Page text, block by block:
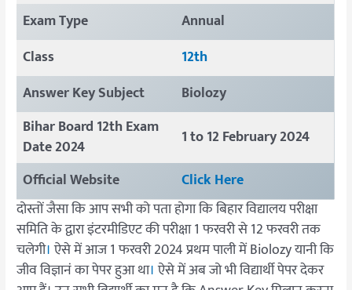
Exam Type
Annual
Class
12th
Answer Key Subject
Biolozy
Bihar Board 12th Exam
Date 2024
1 to 12 February 2024
Official Website
Click Here
दोस्तों जैसा कि आप सभी को पता होगा कि बिहार विद्यालय परीक्षा
समिति के द्वारा इंटरमीडिएट की परीक्षा 1 फरवरी से 12 फरवरी तक
चलेगी।ऐसे में आज 1 फरवरी 2024 प्रथम पाली में Biolozy यानी कि
जीव विज्ञानं का पेपर हुआ था।ऐसे में अब जो भी विद्यार्थी पेपर देकर